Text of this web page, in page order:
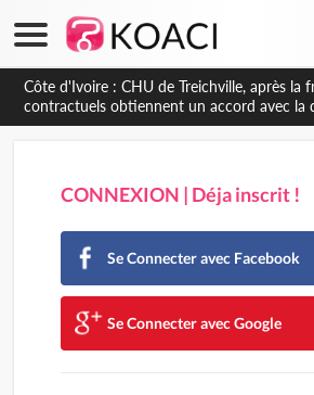
Côte d'Ivoire : CHU de Treichville, après la
contractuels obtiennent un accord avec la
arriérés du SMIG 2023
CONNEXION | Déja inscrit !
Se Connecter avec Facebook
Se Connecter avec Google